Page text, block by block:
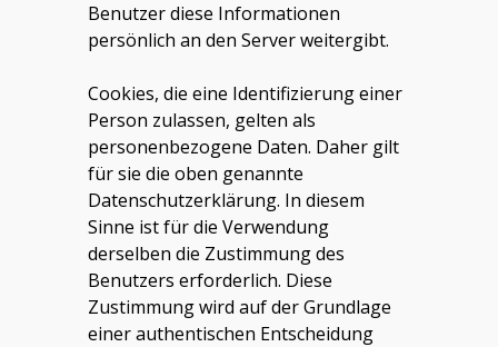
Benutzer diese Informationen
persönlich an den Server weitergibt.
Cookies, die eine Identifizierung einer
Person zulassen, gelten als
personenbezogene Daten. Daher gilt
für sie die oben genannte
Datenschutzerklärung. In diesem
Sinne ist für die Verwendung
derselben die Zustimmung des
Benutzers erforderlich. Diese
Zustimmung wird auf der Grundlage
einer authentischen Entscheidung